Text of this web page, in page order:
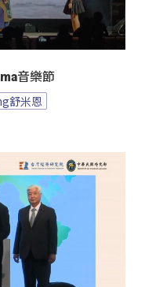
音樂節
舒米恩